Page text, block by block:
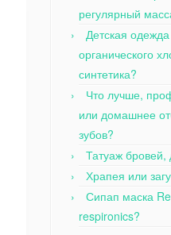
регулярный
Детская
органического
синтетика?
Что лучше,
или домашнее
зубов?
Татуаж бровей,
Храпея или
Сипап маска
respironics?